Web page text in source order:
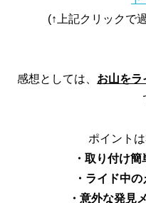
(↑上記クリックで
感想としては、 お山をラ
ポイント
・取り付け
・ライド中
・意外な発見